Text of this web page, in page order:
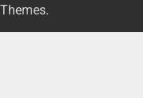
Themes.